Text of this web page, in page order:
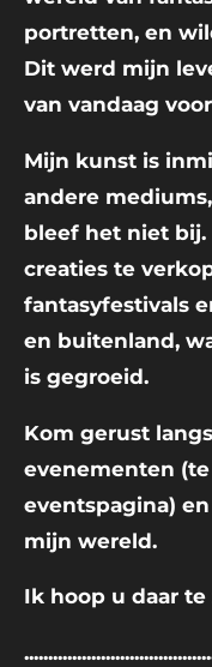
portretten, en
Dit werd mijn
van vandaag
Mijn kunst is
andere
bleef het niet bij.
creaties te
fantasyfestivals
en buitenland,
is gegroeid.
Kom gerust
evenementen
eventspagina)
mijn wereld.
Ik hoop u daar te